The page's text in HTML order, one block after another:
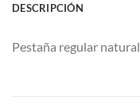
DESCRIPCIÓN
Pestaña regular natural